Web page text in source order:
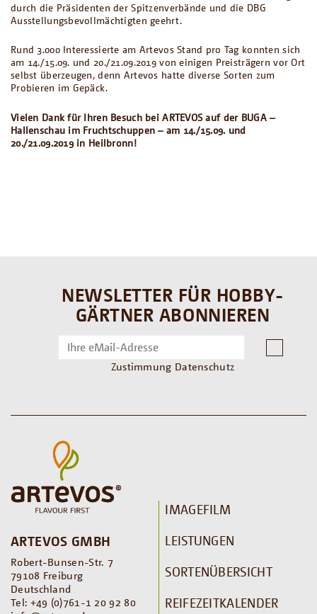
durch die Präsidenten der Spitzenverbände und die DBG
Ausstellungsbevollmächtigten geehrt.
Rund 3.000 Interessierte am Artevos Stand pro Tag konnten sich
am 14./15.09. und 20./21.09.2019 von einigen Preisträgern vor Ort
selbst überzeugen, denn Artevos hatte diverse Sorten zum
Probieren im Gepäck.
Vielen Dank für Ihren Besuch bei ARTEVOS auf der BUGA –
Hallenschau im Fruchtschuppen – am 14./15.09. und
20./21.09.2019 in Heilbronn!
NEWSLETTER FÜR HOBBY-
GÄRTNER ABONNIEREN
Zustimmung Datenschutz
ARTEVOS GMBH
Robert-Bunsen-Str. 7
79108 Freiburg
Deutschland
Tel: +49 (0)761-1 20 92 80
IMAGEFILM
LEISTUNGEN
SORTENÜBERSICHT
REIFEZEITKALENDER